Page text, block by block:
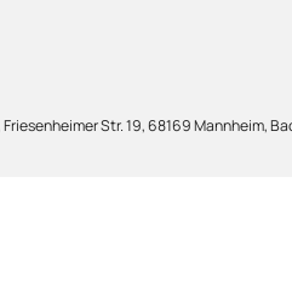
Friesenheimer Str. 19, 68169